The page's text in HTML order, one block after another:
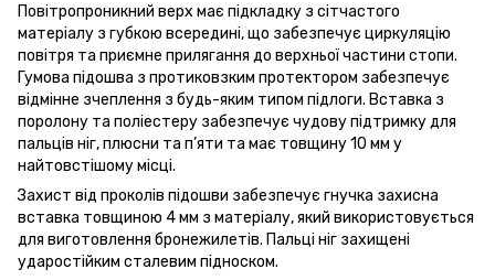
Повітропроникний верх має підкладку з сітчастого
матеріалу з губкою всередині, що забезпечує циркуляцію
повітря та приємне прилягання до верхньої частини стопи.
Гумова підошва з протиковзким протектором забезпечує
відмінне зчеплення з будь-яким типом підлоги. Вставка з
поролону та поліестеру забезпечує чудову підтримку для
пальців ніг, плюсни та п’яти та має товщину 10 мм у
найтовстішому місці.
Захист від проколів підошви забезпечує гнучка захисна
вставка товщиною 4 мм з матеріалу, який використовується
для виготовлення бронежилетів. Пальці ніг захищені
ударостійким сталевим підноском.